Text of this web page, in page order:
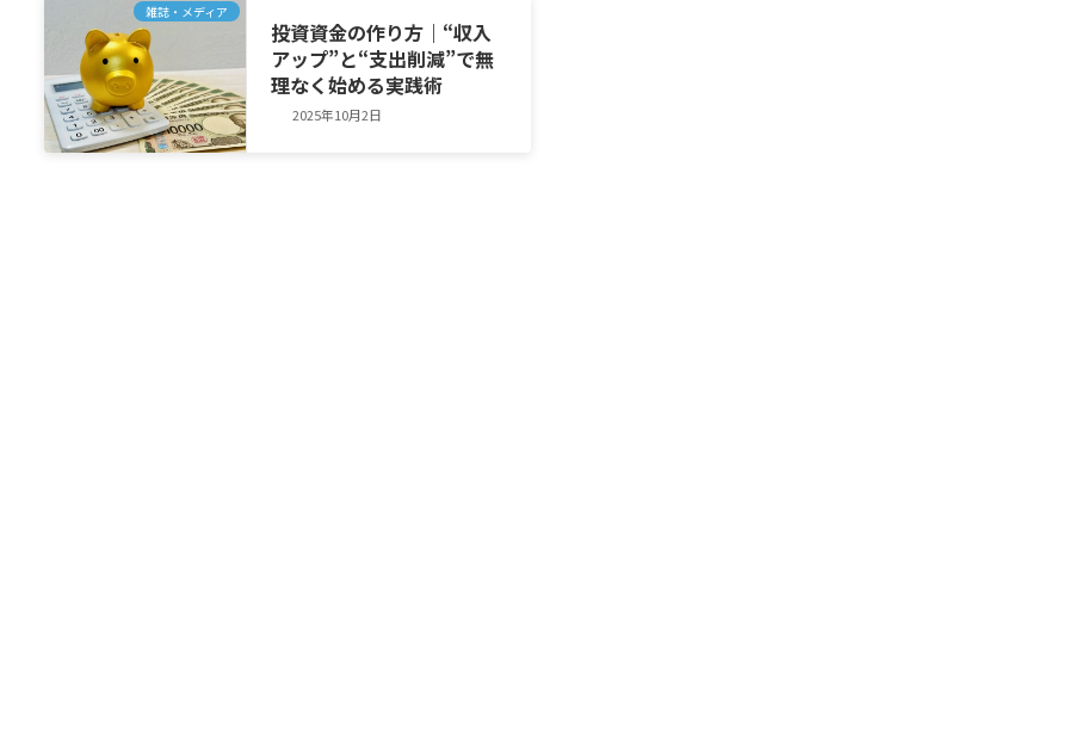
雑誌・メディア
投資資金の作り方｜“収入
アップ”と“支出削減”で無
理なく始める実践術
2025年10月2日